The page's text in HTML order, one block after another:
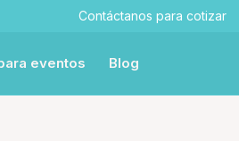
Contáctanos para cotizar
eventos Blog